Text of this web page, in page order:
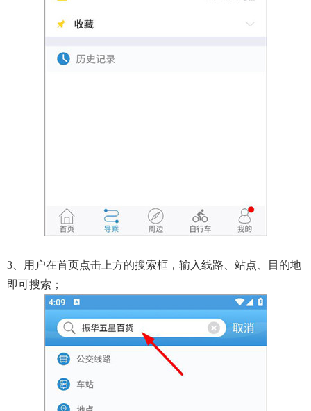
3、用户在首页点击上方的搜索框，输入线路、站点、目的地
即可搜索；